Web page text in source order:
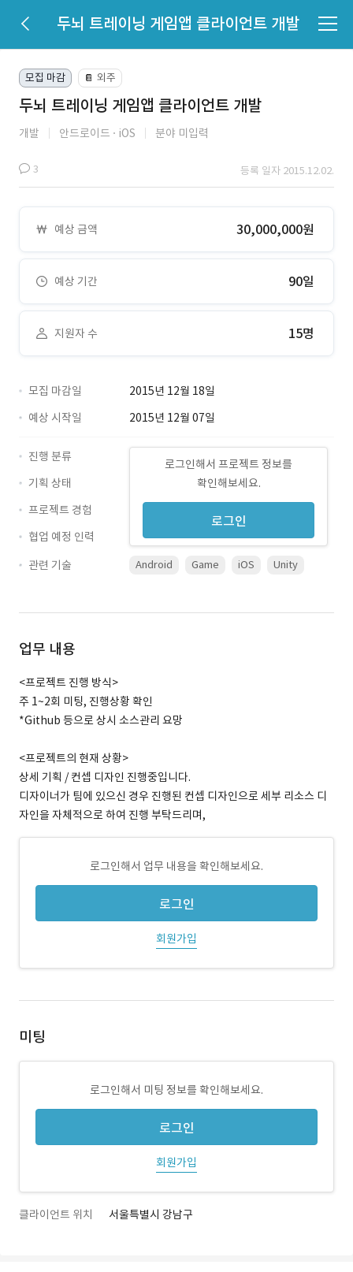
두뇌 트레이닝 게임앱 클라이언트 개발
모집 마감 📔 외주
두뇌 트레이닝 게임앱 클라이언트 개발
개발 안드로이드 iOS 분야 미입력
3 등록 일자 2015.12.02.
예상 금액 30,000,000원
예상 기간 90일
지원자 수 15명
모집 마감일
2015년 12월 18일
예상 시작일
2015년 12월 07일
로그인해서 프로젝트 정보를
확인해보세요.
로그인
진행 분류
기획 상태
프로젝트 경험
협업 예정 인력
관련 기술
Android Game iOS Unity
업무 내용
<프로젝트 진행 방식>
주 1~2회 미팅, 진행상황 확인
*Github 등으로 상시 소스관리 요망
<프로젝트의 현재 상황>
상세 기획 / 컨셉 디자인 진행중입니다.
디자이너가 팀에 있으신 경우 진행된 컨셉 디자인으로 세부 리소스 디
자인을 자체적으로 하여 진행 부탁드리며,
로그인해서 업무 내용을 확인해보세요.
로그인
회원가입
미팅
로그인해서 미팅 정보를 확인해보세요.
로그인
회원가입
클라이언트 위치 서울특별시 강남구